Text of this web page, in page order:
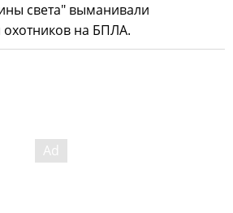
света" выманивали
на БПЛА.